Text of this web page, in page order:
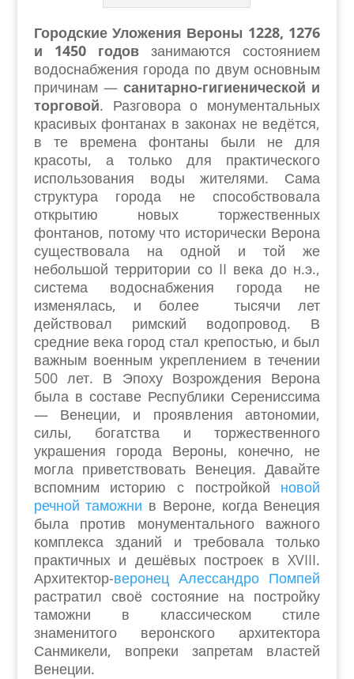
Городские Уложения Вероны 1228, 1276
и 1450 годов занимаются состоянием
водоснабжения города по двум основным
причинам —санитарно-гигиенической и
торговой. Разговора о монументальных
красивых фонтанах в законах не ведётся,
в те времена фонтаны были не для
красоты, а только для практического
использования воды жителями. Сама
структура города не способствовала
открытию новых торжественных
фонтанов, потому что исторически Верона
существовала на одной и той же
небольшой территории со II века до н.э.,
система водоснабжения города не
изменялась, и более тысячи лет
действовал римский водопровод. В
средние века город стал крепостью, и был
важным военным укреплением в течении
500 лет. В Эпоху Возрождения Верона
была в составе Республики Серениссима
— Венеции, и проявления автономии,
силы, богатства и торжественного
украшения города Вероны, конечно, не
могла приветствовать Венеция. Давайте
вспомним историю с постройкой новой
речной таможни в Вероне, когда Венеция
была против монументального важного
комплекса зданий и требовала только
практичных и дешёвых построек в XVIII.
Архитектор-веронец Алессандро Помпей
растратил своё состояние на постройку
таможни в классическом стиле
знаменитого веронского архитектора
Санмикели, вопреки запретам властей
Венеции.